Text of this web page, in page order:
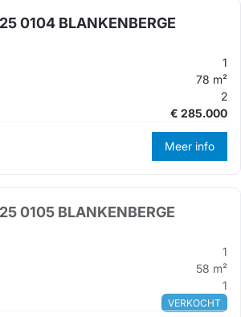
0104 BLANKENBERGE
1
78 m²
2
€ 285.000
Meer info
0105 BLANKENBERGE
1
58 m²
1
VERKOCHT